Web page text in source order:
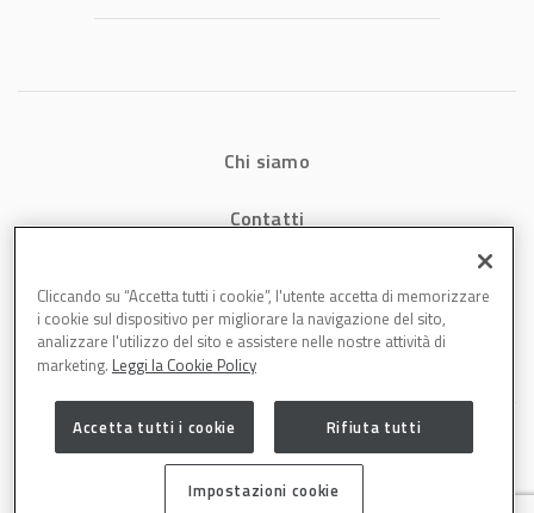
riduce consumi
produttività in
Chi siamo
Contatti
Cookies
Cliccando su “Accetta tutti i cookie”, l'utente accetta di memorizzare
i cookie sul dispositivo per migliorare la navigazione del sito,
analizzare l'utilizzo del sito e assistere nelle nostre attività di
marketing. Leggi la Cookie Policy
Accetta tutti i cookie Rifiuta tutti
Impostazioni cookie